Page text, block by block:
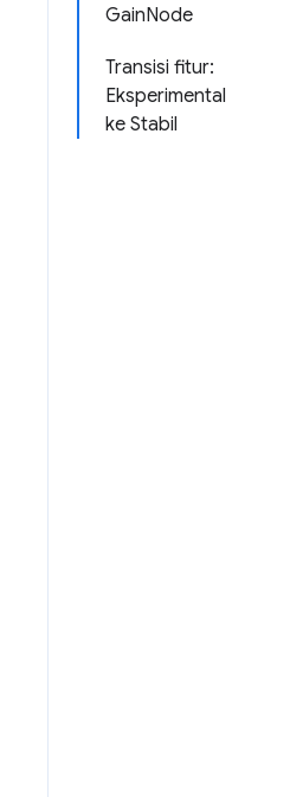
GainNode
Transisi fitur:
Eksperimental
ke Stabil